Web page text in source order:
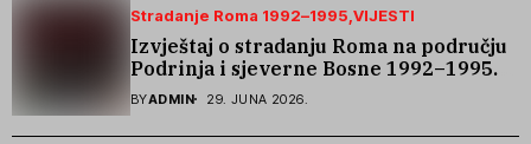
Stradanje Roma 1992–1995 VIJESTI
Izvještaj o stradanju Roma na području
Podrinja i sjeverne Bosne 1992–1995.
godine
BYADMIN 29. JUNA 2026.